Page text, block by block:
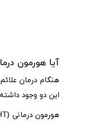
آیا هورمون
هنگام درمان
این دو وجود